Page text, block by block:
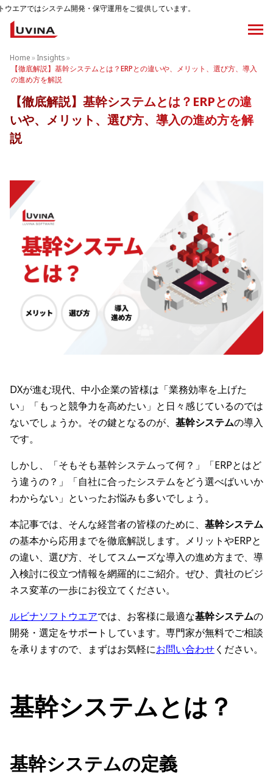
ム開発・保守運用をご提供しています。
Home»Insights»
【徹底解説】基幹システムとは？ERPとの違いや、メリット、選び方、導入
の進め方を解説
【徹底解説】基幹システムとは？ERPとの違
いや、メリット、選び方、導入の進め方を解
説
DXが進む現代、中小企業の皆様は「業務効率を上げた
い」「もっと競争力を高めたい」と日々感じているのでは
ないでしょうか。その鍵となるのが、 基幹システムの導入
です。
しかし、「そもそも基幹システムって何？」「ERPとはど
う違うの？」「自社に合ったシステムをどう選べばいいか
わからない」といったお悩みも多いでしょう。
本記事では、そんな経営者の皆様のために、 基幹システム
の基本から応用までを徹底解説します。メリットやERPと
の違い、選び方、そしてスムーズな導入の進め方まで、導
入検討に役立つ情報を網羅的にご紹介。ぜひ、貴社のビジ
ネス変革の一歩にお役立てください。
ルビナソフトウエアでは、お客様に最適な基幹システムの
開発・選定をサポートしています。専門家が無料でご相談
を承りますので、まずはお気軽にお問い合わせください。
基幹システムとは？
基幹システムの定義